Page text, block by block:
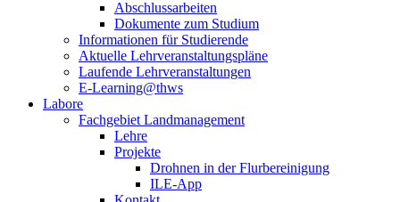
Abschlussarbeiten
Dokumente zum Studium
Informationen für Studierende
Aktuelle Lehrveranstaltungspläne
Laufende Lehrveranstaltungen
E-Learning@thws
Labore
Fachgebiet Landmanagement
Lehre
Projekte
Drohnen in der Flurbereinigung
ILE-App